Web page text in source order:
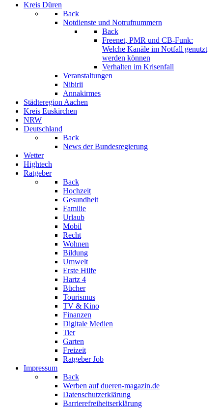
Kreis Düren
Back
Notdienste und Notrufnummern
Back
Freenet, PMR und CB-Funk:
Welche Kanäle im Notfall genutzt
werden können
Verhalten im Krisenfall
Veranstaltungen
Nibirii
Annakirmes
Städteregion Aachen
Kreis Euskirchen
NRW
Deutschland
Back
News der Bundesregierung
Wetter
Hightech
Ratgeber
Back
Hochzeit
Gesundheit
Familie
Urlaub
Mobil
Recht
Wohnen
Bildung
Umwelt
Erste Hilfe
Hartz 4
Bücher
Tourismus
TV & Kino
Finanzen
Digitale Medien
Tier
Garten
Freizeit
Ratgeber Job
Impressum
Back
Werben auf dueren-magazin.de
Datenschutzerklärung
Barrierefreiheitserklärung